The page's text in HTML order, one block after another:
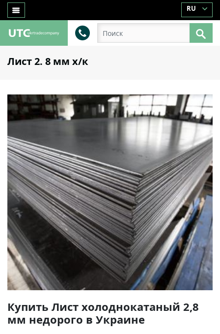
RU
Лист 2. 8 мм x/к
Купить Лист холоднокатаный 2,8
мм недорого в Украине